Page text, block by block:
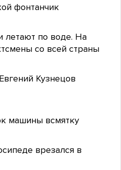
фонтанчик
летают по воде. На
со всей страны
Кузнецов
машины всмятку
врезался в